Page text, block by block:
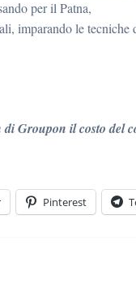
per il Patna,
imparando le tecniche
Groupon il costo del
Pinterest